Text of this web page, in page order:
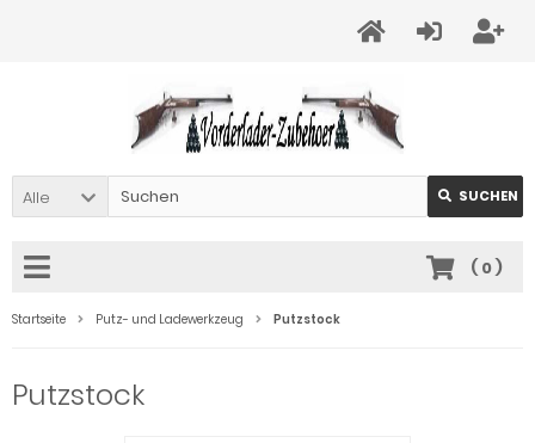
Alle SUCHEN
( 0)
Startseite Putz- und Ladewerkzeug Putzstock
Putzstock